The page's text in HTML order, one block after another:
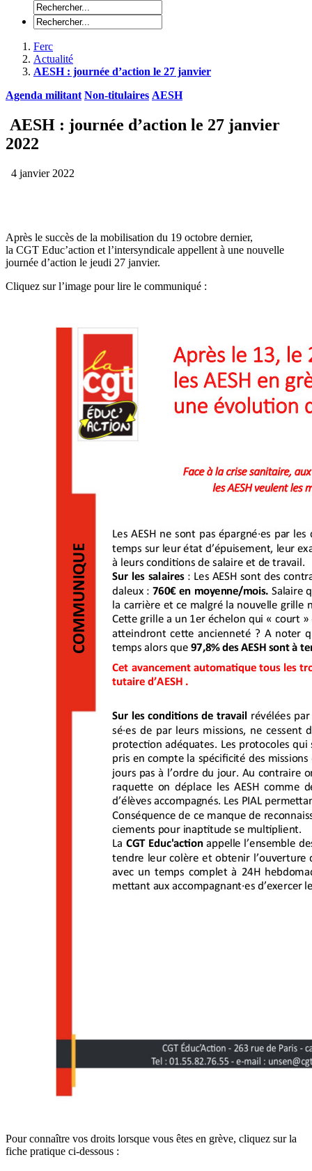
Ferc
Actualité
AESH : journée d’action le 27 janvier
Agenda militant Non-titulaires AESH
AESH : journée d’action le 27 janvier
2022
4 janvier 2022
Après le succès de la mobilisation du 19 octobre dernier,
la CGT Educ’action et l’intersyndicale appellent à une nouvelle
journée d’action le jeudi 27 janvier.
Cliquez sur l’image pour lire le communiqué :
Pour connaître vos droits lorsque vous êtes en grève, cliquez sur la
fiche pratique ci-dessous :